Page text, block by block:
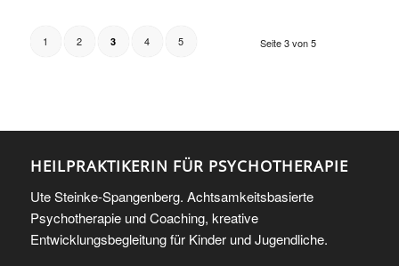
Seite 3 von 5
1 2 3 4 5
HEILPRAKTIKERIN FÜR PSYCHOTHERAPIE
Ute Steinke-Spangenberg. Achtsamkeitsbasierte
Psychotherapie und Coaching, kreative
Entwicklungsbegleitung für Kinder und Jugendliche.